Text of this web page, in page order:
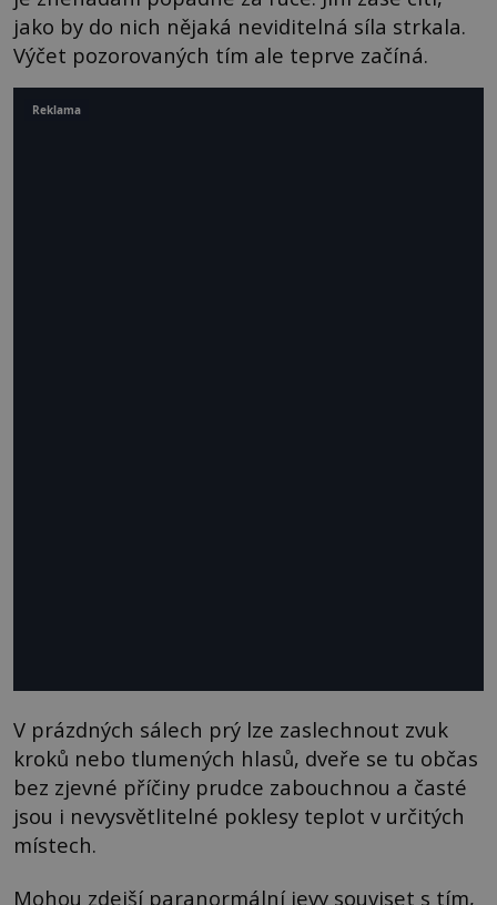
jako by do nich nějaká neviditelná síla strkala.
Výčet pozorovaných tím ale teprve začíná.
V prázdných sálech prý lze zaslechnout zvuk
kroků nebo tlumených hlasů, dveře se tu občas
bez zjevné příčiny prudce zabouchnou a časté
jsou i nevysvětlitelné poklesy teplot v určitých
místech.
Mohou zdejší paranormální jevy souviset s tím,
Reklama